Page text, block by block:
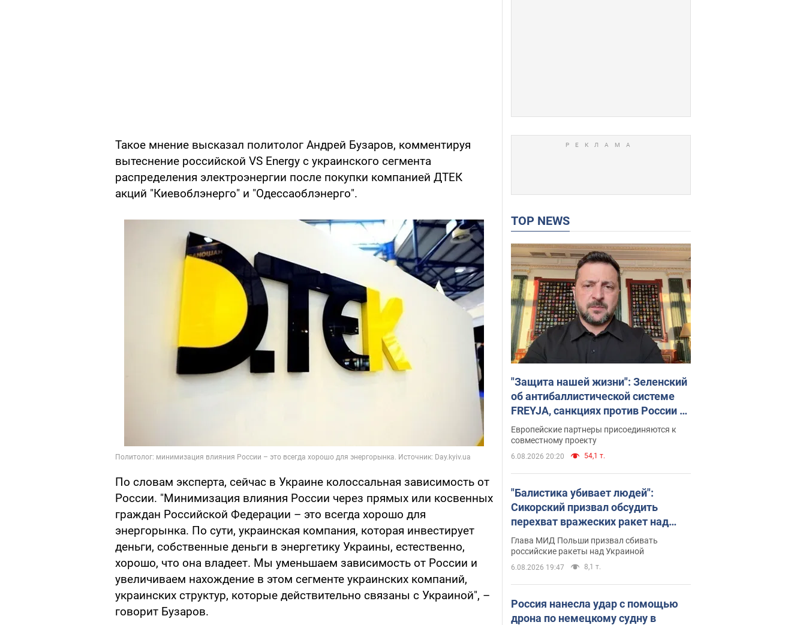
Такое мнение высказал политолог Андрей Бузаров, комментируя
вытеснение российской VS Energy с украинского сегмента
распределения электроэнергии после покупки компанией ДТЕК
акций "Киевоблэнерго" и "Одессаоблэнерго".
По словам эксперта, сейчас в Украине колоссальная зависимость от
России. "Минимизация влияния России через прямых или косвенных
граждан Российской Федерации – это всегда хорошо для
энергорынка. По сути, украинская компания, которая инвестирует
деньги, собственные деньги в энергетику Украины, естественно,
хорошо, что она владеет. Мы уменьшаем зависимость от России и
увеличиваем нахождение в этом сегменте украинских компаний,
украинских структур, которые действительно связаны с Украиной", –
говорит Бузаров.
TOP NEWS
"Защита нашей жизни": Зеленский
об антибаллистической системе
FREYJA, санкциях против России и
поддержке аграриев. Видео
Европейские партнеры присоединяются к
совместному проекту
6.08.2026 20:20 54,1 т.
"Балистика убивает людей":
Сикорский призвал обсудить
перехват вражеских ракет над
Украиной
Глава МИД Польши призвал сбивать
российские ракеты над Украиной
6.08.2026 19:47 8,1 т.
Россия нанесла удар с помощью
дрона по немецкому судну в